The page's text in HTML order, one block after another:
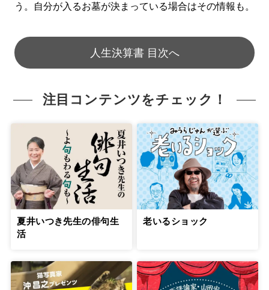
う。自分が入るお墓が決まっている場合はその情報も。
人生決算書 目次へ
注目コンテンツをチェック！
夏井いつき先生の俳句生
活
老いるショック